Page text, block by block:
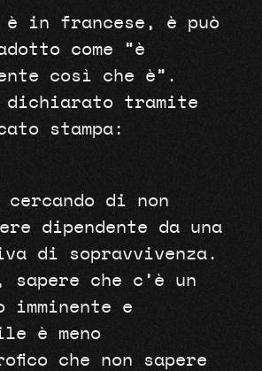
in francese, è può
come “è
così che è”.
dichiarato tramite
stampa:
cercando di non
dipendente da una
di sopravvivenza.
sapere che c’è un
imminente e
è meno
che non sapere